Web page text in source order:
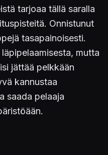
tarjoaa tällä saralla
Onnistunut
tasapainoisesti.
mutta
jättää pelkkään
kannustaa
saada pelaaja